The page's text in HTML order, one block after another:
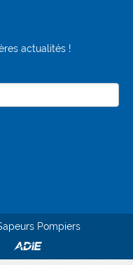
actualités !
Pompiers